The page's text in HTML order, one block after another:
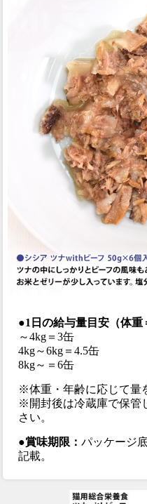
●1日の給与量目安（体重
～4kg＝3缶
4kg～6kg＝4.5缶
8kg～＝6缶
※体重・年齢に応じて量
※開封後は冷蔵庫で保管
さい。
●賞味期限：パッケージ
記載。